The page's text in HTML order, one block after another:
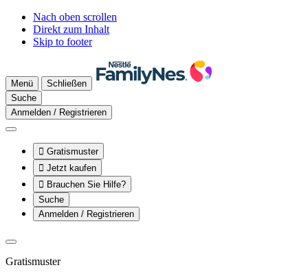
Nach oben scrollen
Direkt zum Inhalt
Skip to footer
Menü
Schließen
Suche
Anmelden / Registrieren
 Gratismuster
 Jetzt kaufen
 Brauchen Sie Hilfe?
Suche
Anmelden / Registrieren
Gratismuster